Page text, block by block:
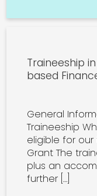
Traineeship
based
General
Traineeship
eligible for
Grant The
plus an
further […]